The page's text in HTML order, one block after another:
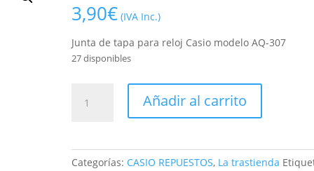
3,90€ (IVA Inc.)
Junta de tapa para reloj Casio modelo AQ-307
27 disponibles
Añadir al carrito
Categorías: CASIO REPUESTOS, La trastienda